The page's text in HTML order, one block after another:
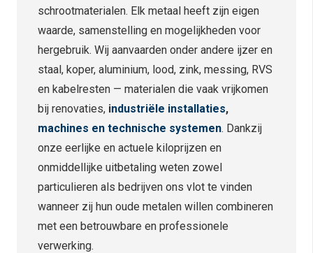
schrootmaterialen. Elk metaal heeft zijn eigen
waarde, samenstelling en mogelijkheden voor
hergebruik. Wij aanvaarden onder andere ijzer en
staal, koper, aluminium, lood, zink, messing, RVS
en kabelresten — materialen die vaak vrijkomen
bij renovaties, industriële installaties,
machines en technische systemen. Dankzij
onze eerlijke en actuele kiloprijzen en
onmiddellijke uitbetaling weten zowel
particulieren als bedrijven ons vlot te vinden
wanneer zij hun oude metalen willen combineren
met een betrouwbare en professionele
verwerking.